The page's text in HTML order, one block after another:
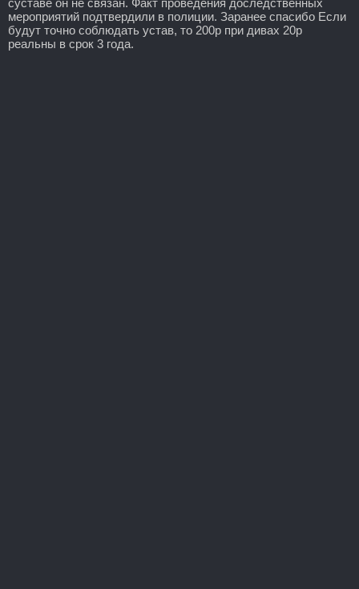
мероприятий подтвердили в полиции. Заранее спасибо Если
будут точно соблюдать устав, то 200р при дивах 20р
реальны в срок 3 года.